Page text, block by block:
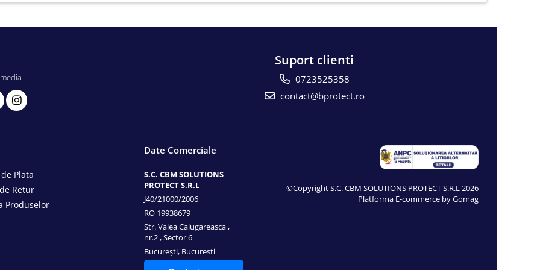
Suport clienti
0723525358
contact@bprotect.ro
Plata
Retur
Produselor
Date Comerciale
S.C. CBM SOLUTIONS
PROTECT S.R.L
J40/21000/2006
RO 19938679
Str. Valea Calugareasca ,
nr.2 , Sector 6
București, Bucuresti
©Copyright S.C. CBM SOLUTIONS PROTECT S.R.L 2026
Platforma E-commerce by Gomag